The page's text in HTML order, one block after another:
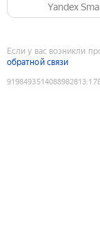
Yandex
Если у вас возникли
обратной связи
9198493514088982813: